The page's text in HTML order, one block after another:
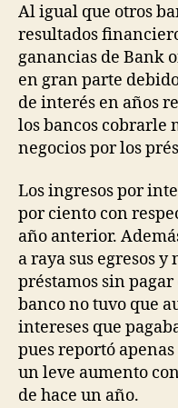
Al igual que otros
resultados
ganancias de Bank
en gran parte
de interés en años
los bancos cobrarle
negocios por los
Los ingresos por
por ciento con
año anterior.
a raya sus egresos
préstamos sin
banco no tuvo que
intereses que
pues reportó
un leve aumento
de hace un año.